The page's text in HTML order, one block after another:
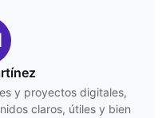
y proyectos digitales,
claros, útiles y bien